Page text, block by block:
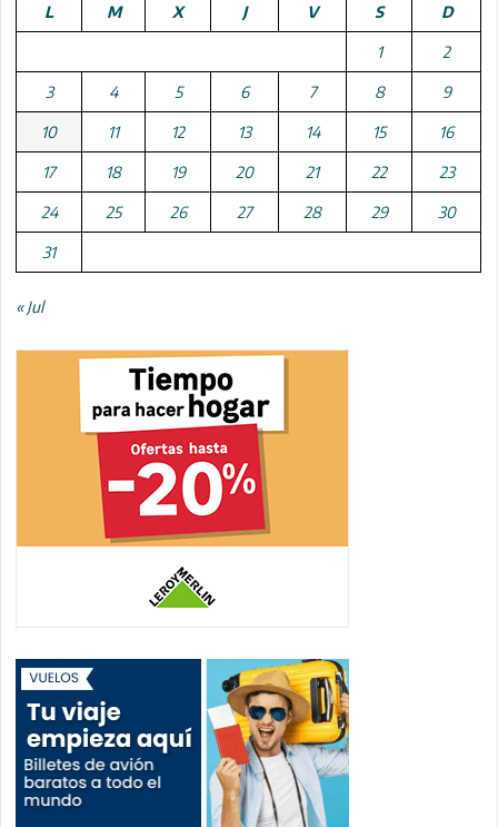
L
M X J V S D
1 2
3 4 5 6 7 8 9
10 11 12 13 14 15 16
17 18 19 20 21 22 23
24 25 26 27 28 29 30
31
« Jul